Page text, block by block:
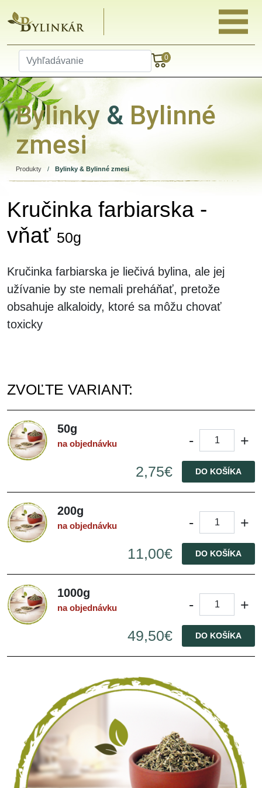
0
Bylinky & Bylinné
zmesi
Produkty / Bylinky & Bylinné zmesi
Kručinka farbiarska -
vňať 50g
Kručinka farbiarska je liečivá bylina, ale jej
užívanie by ste nemali preháňať, pretože
obsahuje alkaloidy, ktoré sa môžu chovať
toxicky
ZVOĽTE VARIANT:
50g
na objednávku -
+
2,75€
DO KOŠÍKA
200g
na objednávku -
+
11,00€
DO KOŠÍKA
1000g
na objednávku -
+
49,50€
DO KOŠÍKA